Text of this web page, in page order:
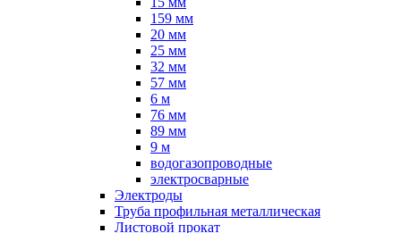
159 мм
20 мм
25 мм
32 мм
57 мм
6 м
76 мм
89 мм
9 м
водогазопроводные
электросварные
Электроды
Труба профильная металлическая
Листовой прокат